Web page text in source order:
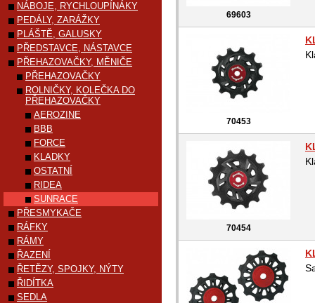
69603
70453
70454
NÁBOJE, RYCHLOUPÍNÁKY
PEDÁLY, ZARÁŽKY
PLÁŠTĚ, GALUSKY
PŘEDSTAVCE, NÁSTAVCE
PŘEHAZOVAČKY, MĚNIČE
PŘEHAZOVAČKY
ROLNIČKY, KOLEČKA DO
PŘEHAZOVAČKY
AEROZINE
BBB
FORCE
KLADKY
OSTATNÍ
RIDEA
SUNRACE
PŘESMYKAČE
RÁFKY
RÁMY
ŘAZENÍ
ŘETĚZY, SPOJKY, NÝTY
ŘIDÍTKA
SEDLA